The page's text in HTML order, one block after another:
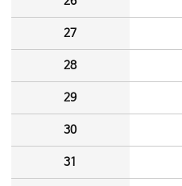
27
28
29
30
31